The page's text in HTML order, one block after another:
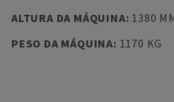
ALTURA DA MÁQUINA: 1380
PESO DA MÁQUINA: 1170 KG